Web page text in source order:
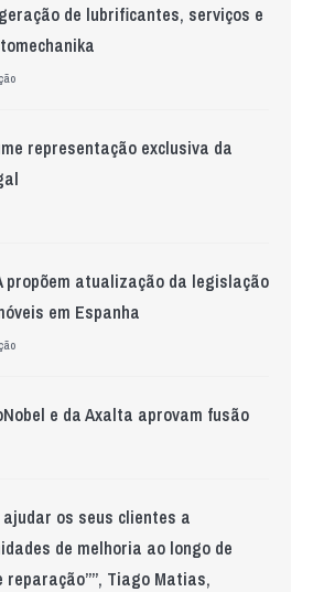
de lubrificantes, serviços e
representação exclusiva da
propõem atualização da legislação
em Espanha
e da Axalta aprovam fusão
ajudar os seus clientes a
de melhoria ao longo de
reparação””, Tiago Matias,